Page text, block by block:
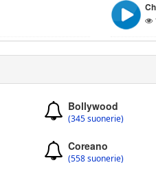
Bollywood
(345 suonerie)
Coreano
(558 suonerie)